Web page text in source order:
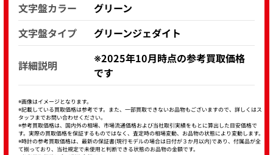
文字盤カラー
グリーン
文字盤タイプ
グリーンジェダイト
詳細説明
※2025年10月時点の参考買取価格
です
※画像はイメージとなります。
※記載している買取価格は参考です。また、一部買取できないお品物もございますので、詳しくはス
タッフまでお問い合わせください。
※参考買取価格は、国内外の相場、市場流通価格および当社取引実績をもとに算出した目安価格で
す。実際の買取価格を保証するものではなく、査定時の相場変動、お品物の状態により変動します。
※時計の参考買取価格は、最新の保証書(現行モデルの場合は日付が３か月以内)であり、付属品が全
て揃っており、当社規定で未使用と判断できる状態のお品物の金額です。